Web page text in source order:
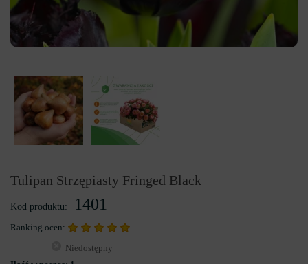
Tulipan Strzępiasty Fringed Black
Kod produktu: 1401
Ranking ocen:
Niedostępny